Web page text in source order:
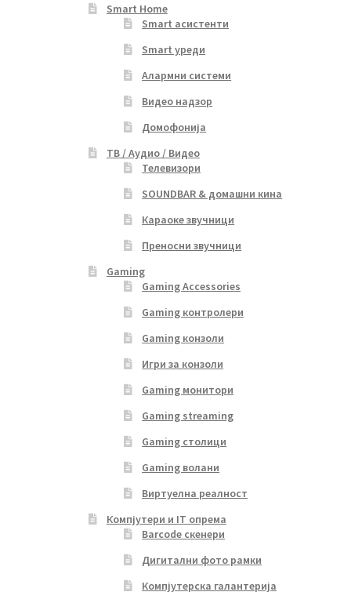
Smart Home
Smart асистенти
Smart уреди
Алармни системи
Видео надзор
Домофонија
ТВ / Аудио / Видео
Телевизори
SOUNDBAR & домашни кина
Караоке звучници
Преносни звучници
Gaming
Gaming Accessories
Gaming контролери
Gaming конзоли
Игри за конзоли
Gaming монитори
Gaming streaming
Gaming столици
Gaming волани
Виртуелна реалност
Компјутери и IT опрема
Barcode скенери
Дигитални фото рамки
Компјутерска галантерија